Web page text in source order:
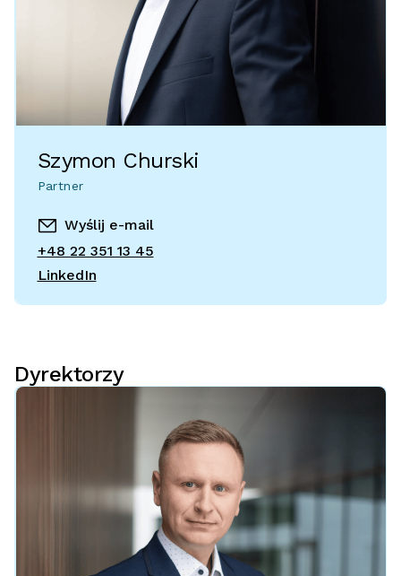
Szymon Churski
Partner
Wyślij e-mail
+48 22 351 13 45
LinkedIn
Dyrektorzy